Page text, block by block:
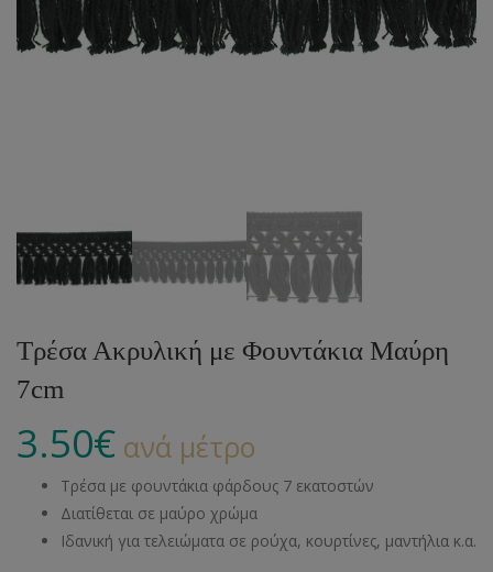
Τρέσα Ακρυλική με Φουντάκια Μαύρη
7cm
3.50€ ανά μέτρο
Τρέσα με φουντάκια φάρδους 7 εκατοστών
Διατίθεται σε μαύρο χρώμα
Ιδανική για τελειώματα σε ρούχα, κουρτίνες, μαντήλια κ.α.